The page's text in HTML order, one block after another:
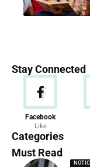
Stay Connected
Facebook
Like
Categories
Must Read